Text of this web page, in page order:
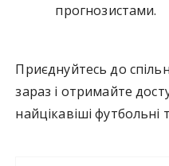
прогнозистами.
Приєднуйтесь до
зараз і отримайте
найцікавіші футбольні